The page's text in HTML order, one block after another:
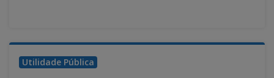
Utilidade Pública